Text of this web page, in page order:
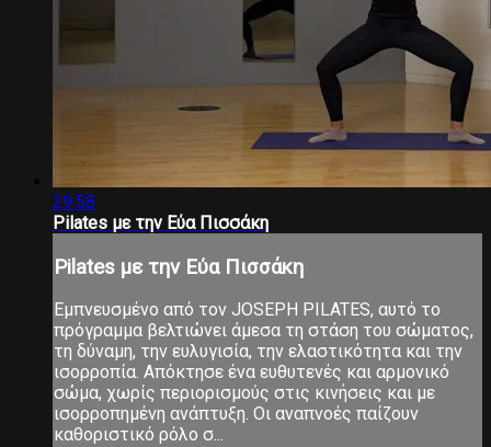
29:58
Pilates με την Εύα Πισσάκη
Pilates με την Εύα Πισσάκη
Εμπνευσμένο από τον JOSEPH PILATES, αυτό το
πρόγραμμα βελτιώνει άμεσα τη στάση του σώματος,
τη δύναμη, την ευλυγισία, την ελαστικότητα και την
ισορροπία. Απόκτησε ένα ευθυτενές και αρμονικό
σώμα, χωρίς περιορισμούς στις κινήσεις και με
ισορροπημένη ανάπτυξη. Οι αναπνοές παίζουν
καθοριστικό ρόλο σ...